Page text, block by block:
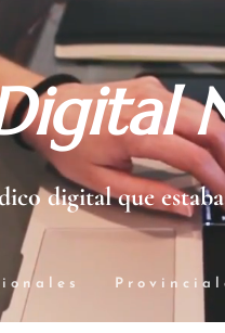
digital que